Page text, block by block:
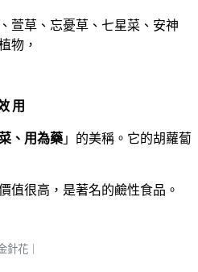
萱草、忘憂草、七星菜、安神
物，
用
、用為藥 」的美稱。 它的胡蘿蔔
值很高， 是著名的鹼性食品。
針花